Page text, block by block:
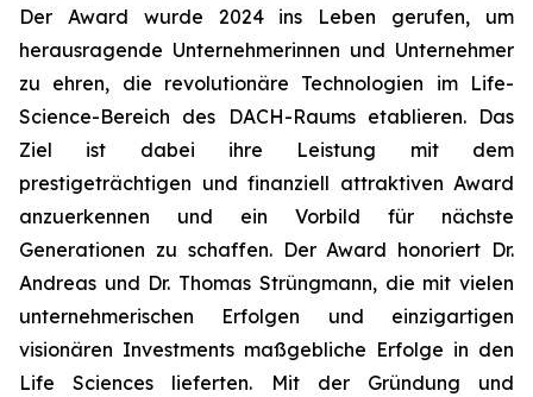
Der Award wurde 2024 ins Leben gerufen, um
herausragende Unternehmerinnen und Unternehmer
zu ehren, die revolutionäre Technologien im Life-
Science-Bereich des DACH-Raums etablieren. Das
Ziel ist dabei ihre Leistung mit dem
prestigeträchtigen und finanziell attraktiven Award
anzuerkennen und ein Vorbild für nächste
Generationen zu schaffen. Der Award honoriert Dr.
Andreas und Dr. Thomas Strüngmann, die mit vielen
unternehmerischen Erfolgen und einzigartigen
visionären Investments maßgebliche Erfolge in den
Life Sciences lieferten. Mit der Gründung und